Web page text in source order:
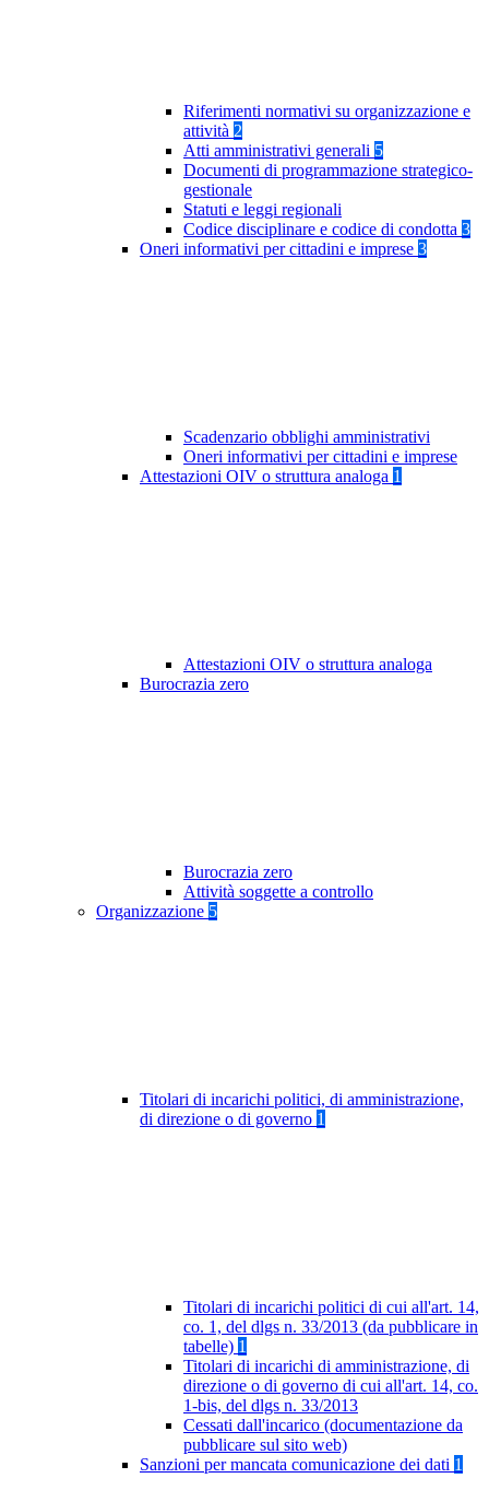
Riferimenti normativi su organizzazione e
attività 2
Atti amministrativi generali 5
Documenti di programmazione strategico-
gestionale
Statuti e leggi regionali
Codice disciplinare e codice di condotta 3
Oneri informativi per cittadini e imprese 3
Scadenzario obblighi amministrativi
Oneri informativi per cittadini e imprese
Attestazioni OIV o struttura analoga 1
Attestazioni OIV o struttura analoga
Burocrazia zero
Burocrazia zero
Attività soggette a controllo
Organizzazione 5
Titolari di incarichi politici, di amministrazione,
di direzione o di governo 1
Titolari di incarichi politici di cui all'art. 14,
co. 1, del dlgs n. 33/2013 (da pubblicare in
tabelle) 1
Titolari di incarichi di amministrazione, di
direzione o di governo di cui all'art. 14, co.
1-bis, del dlgs n. 33/2013
Cessati dall'incarico (documentazione da
pubblicare sul sito web)
Sanzioni per mancata comunicazione dei dati 1